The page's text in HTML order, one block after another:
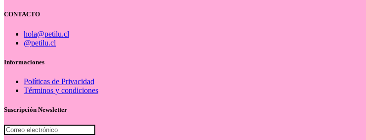
CONTACTO
hola@petilu.cl
@petilu.cl
Informaciones
Políticas de Privacidad
Términos y condiciones
Suscripción Newsletter